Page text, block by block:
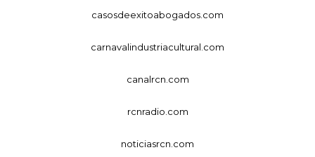
casosdeexitoabogados.com
carnavalindustriacultural.com
canalrcn.com
rcnradio.com
noticiasrcn.com